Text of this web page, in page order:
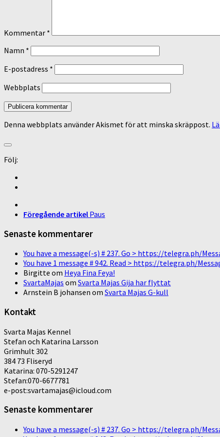
Kommentar *
Namn *
E-postadress *
Webbplats
Denna webbplats använder Akismet för att minska skräppost.
Följ:
Föregående artikel Paus
Senaste kommentarer
You have a message(-s) # 237. Go > https://telegra.ph/
You have 1 message # 942. Read > https://telegra.ph/
Birgitte om Heya Fina Feya!
SvartaMajas om Svarta Majas Gija har flyttat
Arnstein B johansen om Svarta Majas G-kull
Kontakt
Svarta Majas Kennel
Stefan och Katarina Larsson
Grimhult 302
384 73 Fliseryd
Katarina: 070-5291247
Stefan:070-6677781
e-post:svartamajas@icloud.com
Senaste kommentarer
You have a message(-s) # 237. Go > https://telegra.ph/